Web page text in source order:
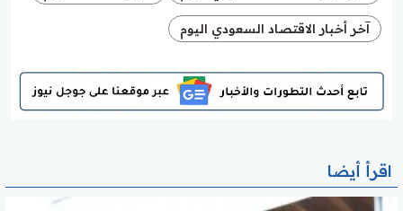
آخر أخبار الاقتصاد السعودي اليوم
اقرأ أيضا